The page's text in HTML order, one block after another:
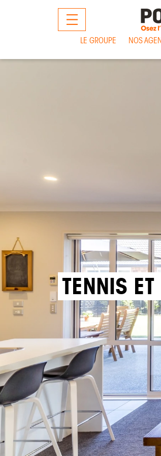
LE GROUPE NOS
TENNIS